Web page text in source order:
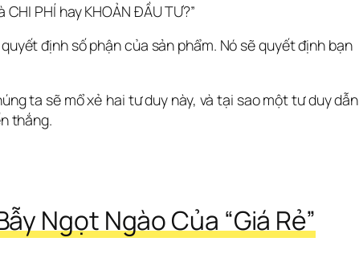
PHÍ hay KHOẢN ĐẦU TƯ?”
định số phận của sản phẩm. Nó sẽ quyết định bạn
ta sẽ mổ xẻ hai tư duy này, và tại sao một tư duy dẫn
thắng.
Ngọt Ngào Của “Giá Rẻ”